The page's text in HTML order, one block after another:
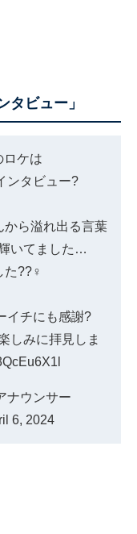
タビュー」
ロケは
ンタビュー?
から溢れ出る言葉
いてました…
た??‍♀️
イチにも感謝?
しみに拝見しま
ナウンサー
6, 2024